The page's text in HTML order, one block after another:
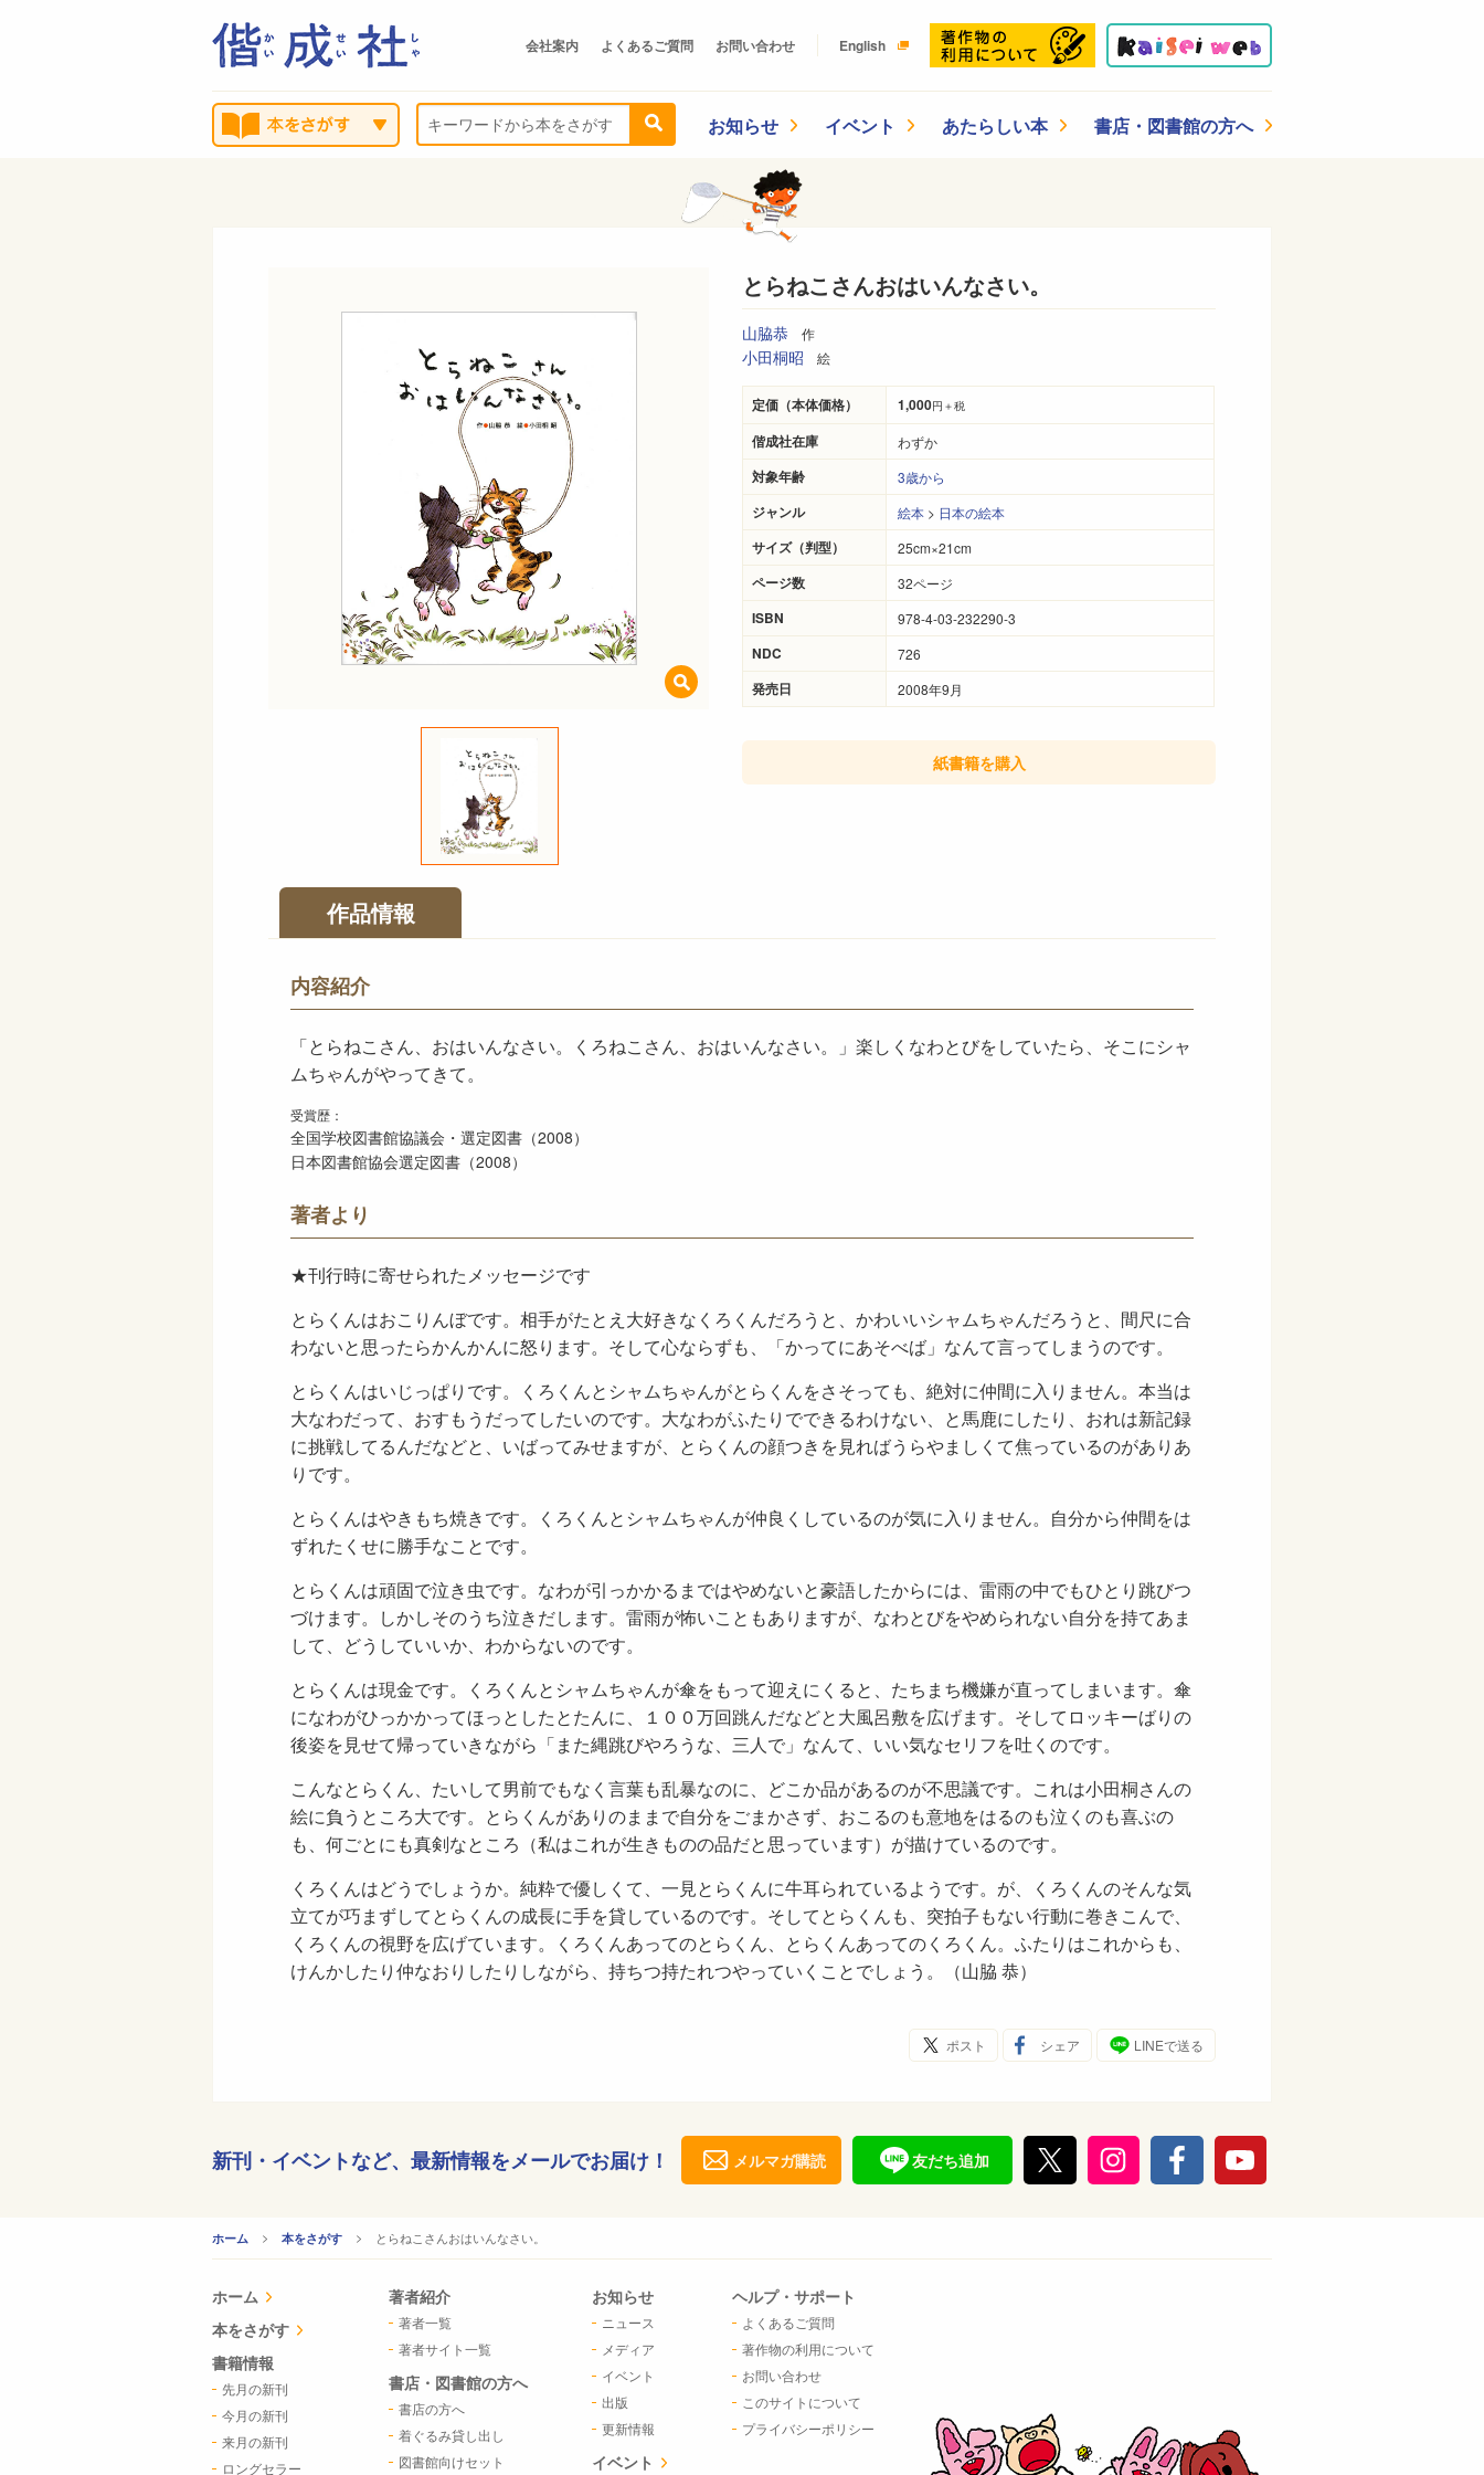
会社案内 よくあるご質問 お問い合わせ English
お知らせ イベント あたらしい本 書店・図書館の方へ
とらねこさんおはいんなさい。
山脇恭 作
小田桐昭 絵
定価（本体価格） 1,000円＋税
偕成社在庫 わずか
対象年齢 3歳から
ジャンル 絵本 > 日本の絵本
サイズ（判型） 25cm×21cm
ページ数 32ページ
ISBN 978-4-03-232290-3
NDC 726
発売日 2008年9月
紙書籍を購入
作品情報
内容紹介
「とらねこさん、おはいんなさい。くろねこさん、おはいんなさい。」楽しくなわとびをしていたら、そこにシャ
ムちゃんがやってきて。
受賞歴：
全国学校図書館協議会・選定図書（2008）
日本図書館協会選定図書（2008）
著者より
★刊行時に寄せられたメッセージです
とらくんはおこりんぼです。相手がたとえ大好きなくろくんだろうと、かわいいシャムちゃんだろうと、間尺に合
わないと思ったらかんかんに怒ります。そして心ならずも、「かってにあそべば」なんて言ってしまうのです。
とらくんはいじっぱりです。くろくんとシャムちゃんがとらくんをさそっても、絶対に仲間に入りません。本当は
大なわだって、おすもうだってしたいのです。大なわがふたりでできるわけない、と馬鹿にしたり、おれは新記録
に挑戦してるんだなどと、いばってみせますが、とらくんの顔つきを見ればうらやましくて焦っているのがありあ
りです。
とらくんはやきもち焼きです。くろくんとシャムちゃんが仲良くしているのが気に入りません。自分から仲間をは
ずれたくせに勝手なことです。
とらくんは頑固で泣き虫です。なわが引っかかるまではやめないと豪語したからには、雷雨の中でもひとり跳びつ
づけます。しかしそのうち泣きだします。雷雨が怖いこともありますが、なわとびをやめられない自分を持てあま
して、どうしていいか、わからないのです。
とらくんは現金です。くろくんとシャムちゃんが傘をもって迎えにくると、たちまち機嫌が直ってしまいます。傘
になわがひっかかってほっとしたとたんに、１００万回跳んだなどと大風呂敷を広げます。そしてロッキーばりの
後姿を見せて帰っていきながら「また縄跳びやろうな、三人で」なんて、いい気なセリフを吐くのです。
こんなとらくん、たいして男前でもなく言葉も乱暴なのに、どこか品があるのが不思議です。これは小田桐さんの
絵に負うところ大です。とらくんがありのままで自分をごまかさず、おこるのも意地をはるのも泣くのも喜ぶの
も、何ごとにも真剣なところ（私はこれが生きものの品だと思っています）が描けているのです。
くろくんはどうでしょうか。純粋で優しくて、一見とらくんに牛耳られているようです。が、くろくんのそんな気
立てが巧まずしてとらくんの成長に手を貸しているのです。そしてとらくんも、突拍子もない行動に巻きこんで、
くろくんの視野を広げています。くろくんあってのとらくん、とらくんあってのくろくん。ふたりはこれからも、
けんかしたり仲なおりしたりしながら、持ちつ持たれつやっていくことでしょう。（山脇 恭）
ポスト シェア LINEで送る
新刊・イベントなど、 最新情報をメールでお届け！ メルマガ購読 友だち追加
ホーム 本をさがす CURRENT:
とらねこさんおはいんなさい。
ホーム
本をさがす
書籍情報
先月の新刊
今月の新刊
来月の新刊
ロングセラー
著者紹介
著者一覧
著者サイト一覧
書店・図書館の方へ
書店の方へ
着ぐるみ貸し出し
図書館向けセット
お知らせ
ニュース
メディア
イベント
出版
更新情報
イベント
ヘルプ・サポート
よくあるご質問
著作物の利用について
お問い合わせ
このサイトについて
プライバシーポリシー